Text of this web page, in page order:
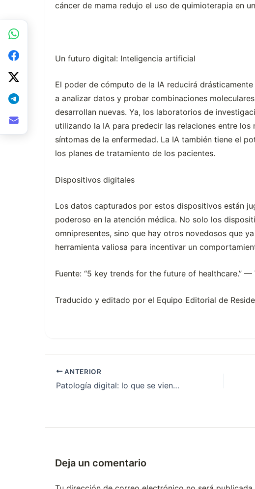
cáncer de mama redujo el uso de quimioterapia en
Un futuro digital: Inteligencia artificial
El poder de cómputo de la IA reducirá
a analizar datos y probar combinaciones
desarrollan nuevas. Ya, los laboratorios de
utilizando la IA para predecir las relaciones entre
síntomas de la enfermedad. La IA también tiene el
los planes de tratamiento de los pacientes.
Dispositivos digitales
Los datos capturados por estos dispositivos están
poderoso en la atención médica. No solo los
omnipresentes, sino que hay otros novedosos que
herramienta valiosa para incentivar un
Fuente: “5 key trends for the future of healthcare.” —
Traducido y editado por el Equipo Editorial de
ANTERIOR
Patología digital: lo que se viene en tecnología médica
Deja un comentario